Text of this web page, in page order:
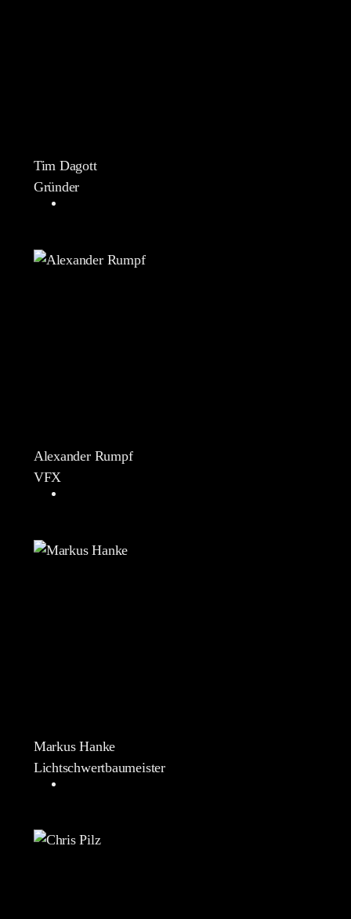
Tim Dagott
Gründer
Alexander Rumpf
VFX
Markus Hanke
Lichtschwertbaumeister